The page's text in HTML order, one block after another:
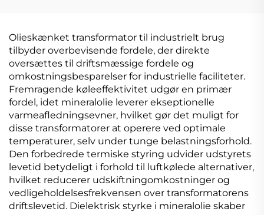
Olieskænket transformator til industrielt brug
tilbyder overbevisende fordele, der direkte
oversættes til driftsmæssige fordele og
omkostningsbesparelser for industrielle faciliteter.
Fremragende køleeffektivitet udgør en primær
fordel, idet mineralolie leverer ekseptionelle
varmeafledningsevner, hvilket gør det muligt for
disse transformatorer at operere ved optimale
temperaturer, selv under tunge belastningsforhold.
Den forbedrede termiske styring udvider udstyrets
levetid betydeligt i forhold til luftkølede alternativer,
hvilket reducerer udskiftningomkostninger og
vedligeholdelsesfrekvensen over transformatorens
driftslevetid. Dielektrisk styrke i mineralolie skaber